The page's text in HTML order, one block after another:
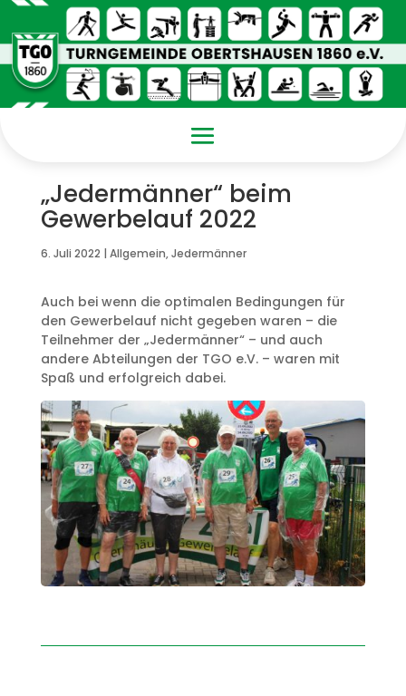
„Jedermänner“ beim
Gewerbelauf 2022
6. Juli 2022 | Allgemein,Jedermänner
Auch bei wenn die optimalen Bedingungen für
den Gewerbelauf nicht gegeben waren – die
Teilnehmer der „Jedermänner“ – und auch
andere Abteilungen der TGO e.V. – waren mit
Spaß und erfolgreich dabei.